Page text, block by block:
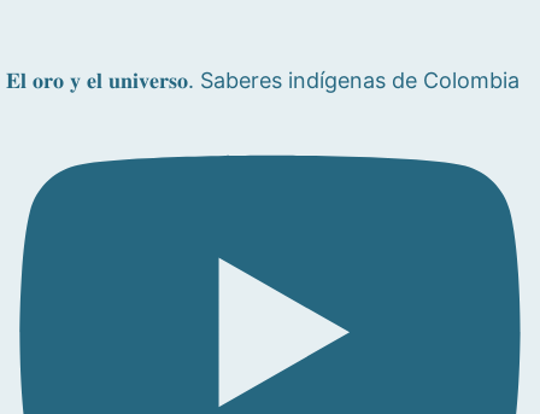
𝐄𝐥 𝐨𝐫𝐨 𝐲 𝐞𝐥 𝐮𝐧𝐢𝐯𝐞𝐫𝐬𝐨. Saberes indígenas de Colombia